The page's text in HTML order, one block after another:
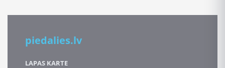
piedalies.lv
LAPAS KARTE